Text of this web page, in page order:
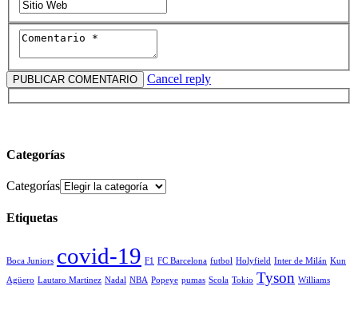
Cancel reply
Categorías
Categorías
Etiquetas
Boca Juniors covid-19 F1 FC Barcelona futbol Holyfield Inter de Milán Kun
Agüero Lautaro Martinez Nadal NBA Popeye pumas Scola Tokio Tyson Williams